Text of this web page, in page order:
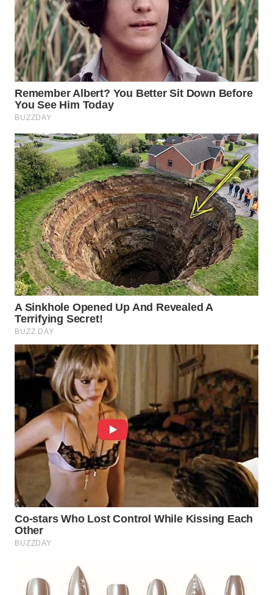
WN
BEKASI
WN
BOGOR
WN
WN
TAPANULI
UTARA
WN
SAMOSIR
WN
PADANG
LAWAS
WN
SUMEDANG
WN
CIANJUR
WN
KEPULAUAN
SERIBU
WN
TANGERANG
WN
BINJAI